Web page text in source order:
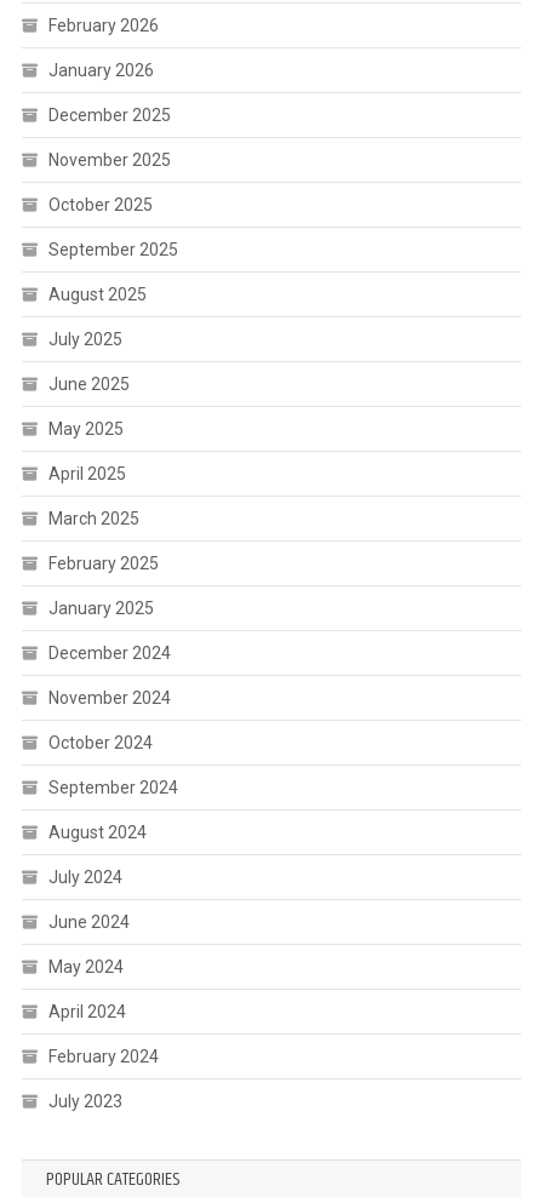
February 2026
January 2026
December 2025
November 2025
October 2025
September 2025
August 2025
July 2025
June 2025
May 2025
April 2025
March 2025
February 2025
January 2025
December 2024
November 2024
October 2024
September 2024
August 2024
July 2024
June 2024
May 2024
April 2024
February 2024
July 2023
POPULAR CATEGORIES